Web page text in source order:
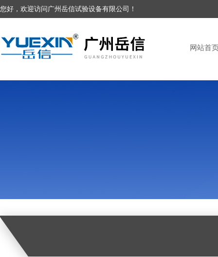
您好，欢迎访问广州岳信试验设备有限公司！
网站首